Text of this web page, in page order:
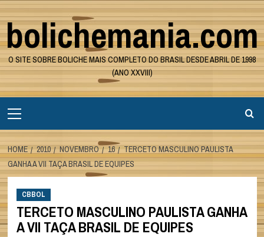
Skip
to
content
bolichemania.com
O SITE SOBRE BOLICHE MAIS COMPLETO DO BRASIL DESDE ABRIL DE 1998
(ANO XXVIII)
Menu
HOME 2010 NOVEMBRO 16
TERCETO MASCULINO PAULISTA
GANHA A VII TAÇA BRASIL DE EQUIPES
CBBOL
TERCETO MASCULINO PAULISTA GANHA
A VII TAÇA BRASIL DE EQUIPES